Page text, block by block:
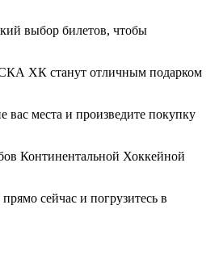
выбор билетов, чтобы
ХК станут отличным подарком
места и произведите покупку
Континентальной Хоккейной
сейчас и погрузитесь в